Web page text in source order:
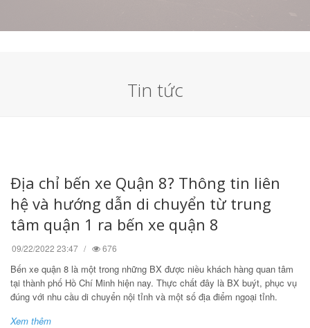
Tin tức
Địa chỉ bến xe Quận 8? Thông tin liên
hệ và hướng dẫn di chuyển từ trung
tâm quận 1 ra bến xe quận 8
09/22/2022 23:47 676
Bến xe quận 8 là một trong những BX được niều khách hàng quan tâm
tại thành phố Hồ Chí Minh hiện nay. Thực chất đây là BX buýt, phục vụ
đúng với nhu cầu di chuyển nội tỉnh và một số địa điểm ngoại tỉnh.
Xem thêm